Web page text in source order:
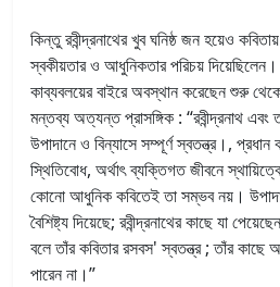
কিন্তু রবীন্দ্রনাথের খুব ঘনিষ্ঠ জন হয়েও
স্বকীয়তার ও আধুনিকতার পরিচয় দিয়েছিলেন।
কাব্যবলয়ের বাইরে অবস্থান করেছেন শুরু
মন্তব্য অত্যন্ত প্রাসঙ্গিক : “রবীন্দ্রনাথ
উপাদানে ও বিন্যাসে সম্পূর্ণ স্বতন্ত্র।, প্রধান
স্থিতিবোধ, অর্থাৎ ব্যক্তিগত জীবনে
কোনো আধুনিক কবিতেই তা সম্ভব নয়।
বৈশিষ্ট্য দিয়েছে; রবীন্দ্রনাথের কাছে যা
বলে তাঁর কবিতার রসবস' স্বতন্ত্র ; তাঁর কাছে
পারেন না।”